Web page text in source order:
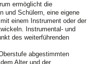
ermöglicht die
und Schülern, eine eigene
einem Instrument oder der
Instrumental- und
des weiterführenden
abgestimmten
Alter und der